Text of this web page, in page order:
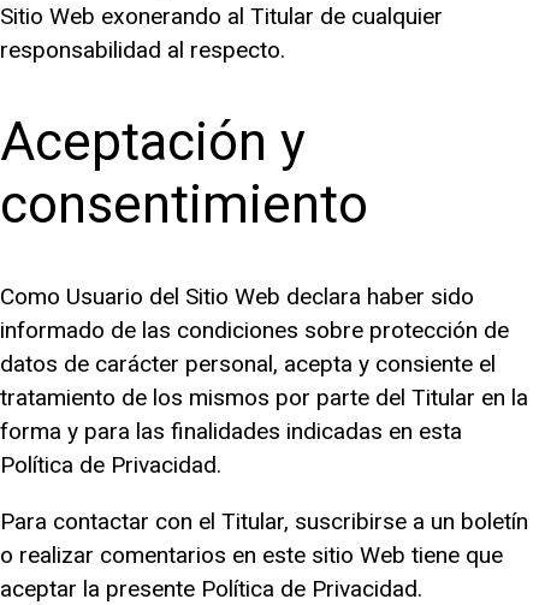
Sitio Web exonerando al Titular de cualquier
responsabilidad al respecto.
Aceptación y
consentimiento
Como Usuario del Sitio Web declara haber sido
informado de las condiciones sobre protección de
datos de carácter personal, acepta y consiente el
tratamiento de los mismos por parte del Titular en la
forma y para las finalidades indicadas en esta
Política de Privacidad.
Para contactar con el Titular, suscribirse a un boletín
o realizar comentarios en este sitio Web tiene que
aceptar la presente Política de Privacidad.